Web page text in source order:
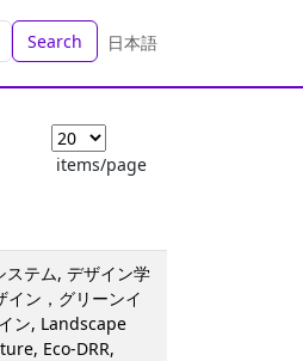
Search 日本語
items/page
ステム, デザイン学
ン，グリーンイ
ン, Landscape
Eco-DRR,